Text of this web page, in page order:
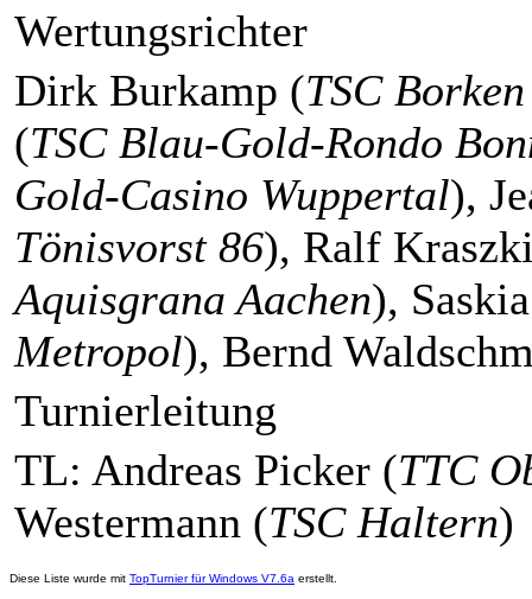
Wertungsrichter
Dirk Burkamp (TSC
(TSC Blau-Gold-Rondo
Gold-Casino Wuppertal),
Tönisvorst 86), Ralf
Aquisgrana Aachen),
Metropol), Bernd
Turnierleitung
TL: Andreas Picker (TTC
Westermann (TSC Haltern)
Diese Liste wurde mit TopTurnier für Windows V7.6a erstellt.